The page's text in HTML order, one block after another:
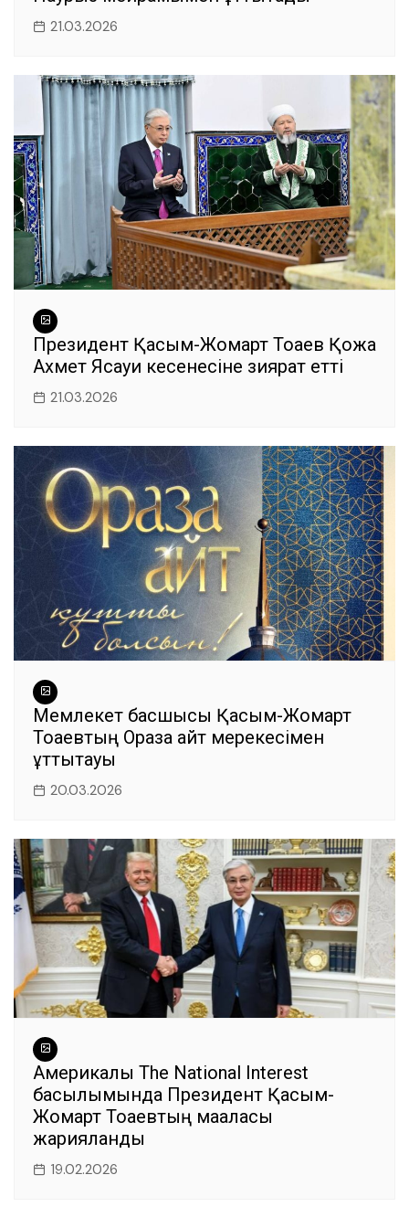
21.03.2026
Президент Қасым-Жомарт Тоқаев Қожа
Ахмет Ясауи кесенесіне зиярат етті
21.03.2026
Мемлекет басшысы Қасым-Жомарт
Тоқаевтың Ораза айт мерекесімен
құттықтауы
20.03.2026
Америкалық The National Interest
басылымында Президент Қасым-
Жомарт Тоқаевтың мақаласы
жарияланды
19.02.2026